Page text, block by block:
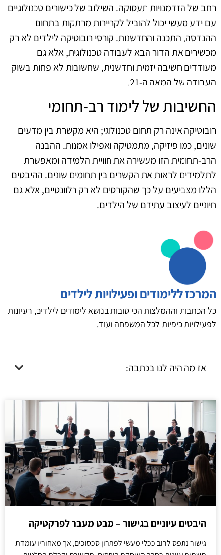
רחב של הזדמנויות תעסוקה. השילוב של כישורים טכנולוגיים
עם ידע מעשי יכול להוביל לקריירות מרתקות בתחום
ההנדסה, התכנה והחדשנות. קורסי רובוטיקה לילדים לא רק
מכשירים את הדור הבא לעבודה טכנולוגית, אלא גם
מעודדים חשיבה יזמית וחדשנית, שחשובות לא פחות בשוק
העבודה של המאה ה-21.
החשיבות של לימוד רב-תחומי
רובוטיקה אינה רק תחום טכנולוגי; היא מקשרת בין מדעים
שונים, כמו פיזיקה, מתמטיקה ואפילו אמנות. ההבנה
הרב-תחומית הזו מעשירה את חוויית הלמידה ומאפשרת
לתלמידים לראות את הקשרים בין תחומים שונים. ההיבטים
הללו מצביעים על כך שהקורסים לא רק רלוונטיים, אלא גם
חיוניים לעיצוב עתידם של הילדים.
המרכז ללימודים ופעילויות לילדים
כל הכתבות וההמלצות הכי טובות בנושא לימודים לילדים, רעיונות
לפעילויות כיפיות לכל המשפחה ועוד.
אז מה היה לנו בכתבה:
היבטים עיוניים בגישור – מבט מעבר לפרקטיקה
גישור נתפס לרוב ככלי מעשי לפתרון סכסוכים, אך מאחוריו עומדת